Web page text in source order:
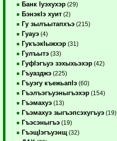
Банк Iуэхухэр (29)
БэнэкIэ хуит (2)
Гу зылъытапхъэ (215)
Гуауэ (4)
ГукъэкIыжхэр (31)
Гулъытэ (33)
ГуфIэгъуэ зэхыхьэхэр (42)
Гъуазджэ (225)
Гъуэгу къежьапIэ (60)
Гъэлъэгъуэныгъэхэр (154)
Гъэмахуэ (13)
Гъэмахуэ зыгъэпсэхугъуэ (19)
Гъэсэныгъэ (19)
ГъэщIэгъуэнщ (32)